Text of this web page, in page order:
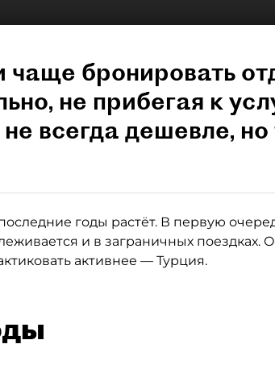
бронировать
не прибегая к
всегда дешевле, но
годы растёт. В первую
и в заграничных поездках.
активнее — Турция.